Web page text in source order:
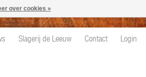
Slagerij de Leeuw Contact Login
over cookies »